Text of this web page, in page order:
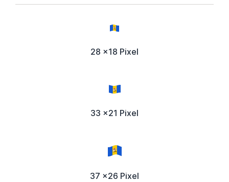
28 x18 Pixel
33 x21 Pixel
37 x26 Pixel